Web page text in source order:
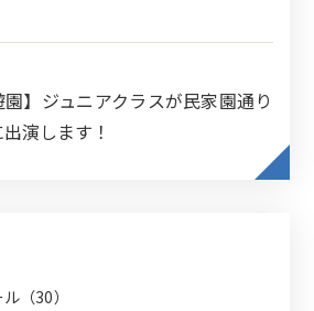
園】ジュニアクラスが民家園通り
演します！
（30）